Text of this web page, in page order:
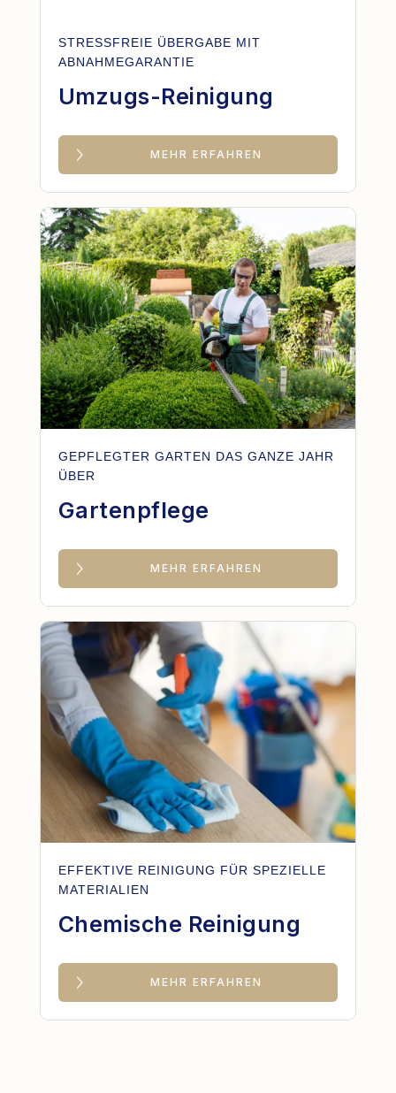
STRESSFREIE ÜBERGABE MIT
ABNAHMEGARANTIE
Umzugs-Reinigung
MEHR ERFAHREN
GEPFLEGTER GARTEN DAS GANZE JAHR
ÜBER
Gartenpflege
MEHR ERFAHREN
EFFEKTIVE REINIGUNG FÜR SPEZIELLE
MATERIALIEN
Chemische Reinigung
MEHR ERFAHREN